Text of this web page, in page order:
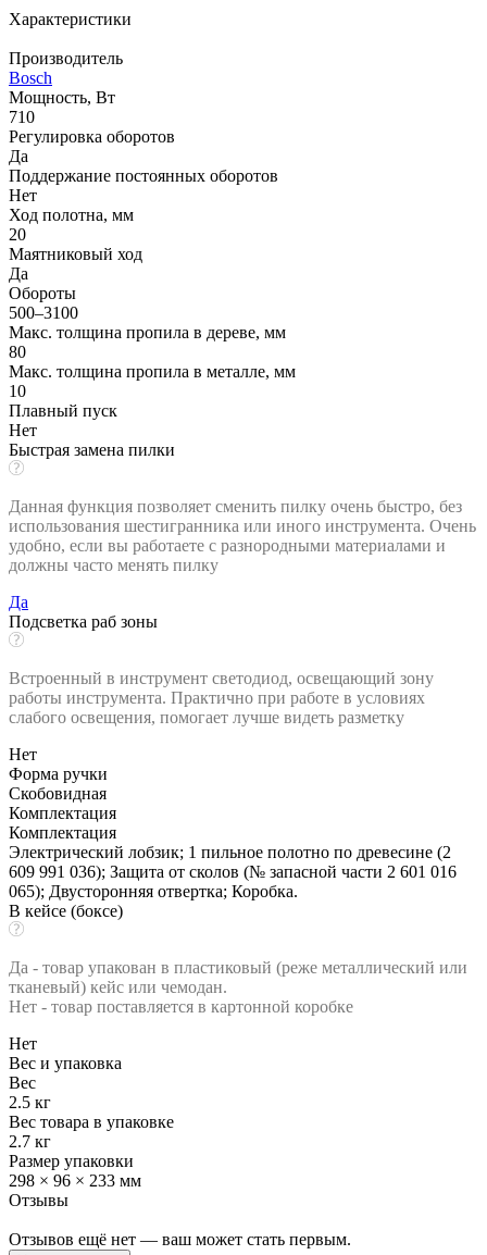
Характеристики
Производитель
Bosch
Мощность, Вт
710
Регулировка оборотов
Да
Поддержание постоянных оборотов
Нет
Ход полотна, мм
20
Маятниковый ход
Да
Обороты
500–3100
Макс. толщина пропила в дереве, мм
80
Макс. толщина пропила в металле, мм
10
Плавный пуск
Нет
Быстрая замена пилки
Данная функция позволяет сменить пилку очень быстро, без
использования шестигранника или иного инструмента. Очень
удобно, если вы работаете с разнородными материалами и
должны часто менять пилку
Да
Подсветка раб зоны
Встроенный в инструмент светодиод, освещающий зону
работы инструмента. Практично при работе в условиях
слабого освещения, помогает лучше видеть разметку
Нет
Форма ручки
Скобовидная
Комплектация
Комплектация
Электрический лобзик; 1 пильное полотно по древесине (2
609 991 036); Защита от сколов (№ запасной части 2 601 016
065); Двусторонняя отвертка; Коробка.
В кейсе (боксе)
Да - товар упакован в пластиковый (реже металлический или
тканевый) кейс или чемодан.
Нет - товар поставляется в картонной коробке
Нет
Вес и упаковка
Вес
2.5 кг
Вес товара в упаковке
2.7 кг
Размер упаковки
298 × 96 × 233 мм
Отзывы
Отзывов ещё нет — ваш может стать первым.